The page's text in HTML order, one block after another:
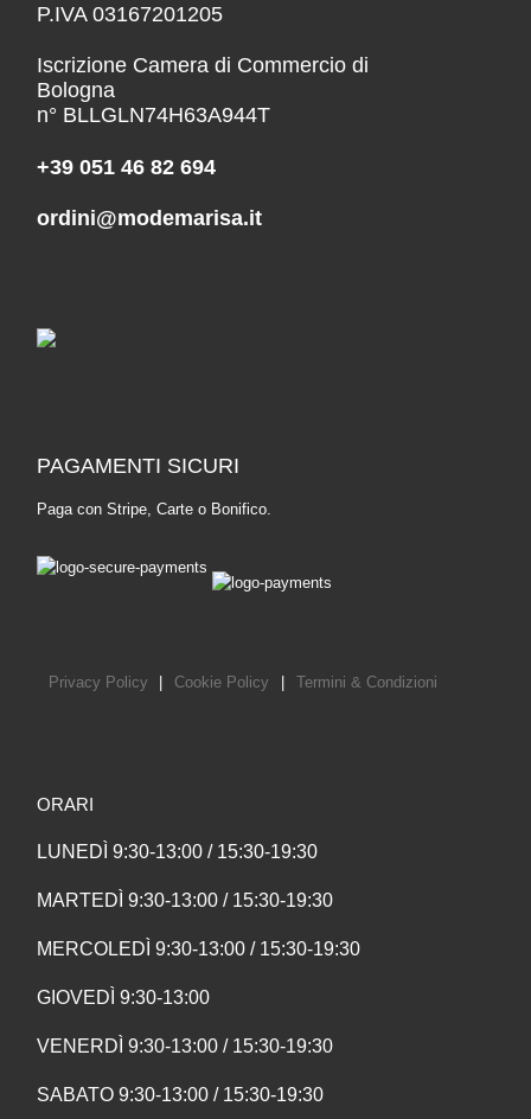
P.IVA 03167201205
Iscrizione Camera di Commercio di
Bologna
n° BLLGLN74H63A944T
+39 051 46 82 694
ordini@modemarisa.it
PAGAMENTI SICURI
Paga con Stripe, Carte o Bonifico.
Privacy Policy Cookie Policy Termini & Condizioni
ORARI
LUNEDÌ 9:30-13:00 / 15:30-19:30
MARTEDÌ 9:30-13:00 / 15:30-19:30
MERCOLEDÌ 9:30-13:00 / 15:30-19:30
GIOVEDÌ 9:30-13:00
VENERDÌ 9:30-13:00 / 15:30-19:30
SABATO 9:30-13:00 / 15:30-19:30